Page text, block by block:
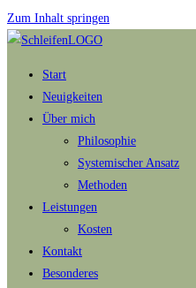
Zum Inhalt springen
Start
Neuigkeiten
Über mich
Philosophie
Systemischer Ansatz
Methoden
Leistungen
Kosten
Kontakt
Besonderes